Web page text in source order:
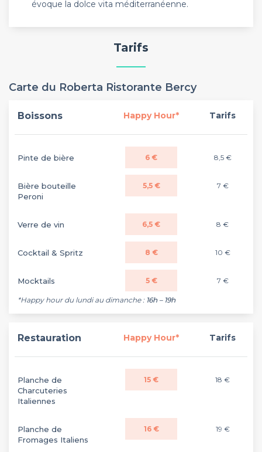
évoque la dolce vita méditerranéenne.
Tarifs
Carte du Roberta Ristorante Bercy
Boissons Happy Hour* Tarifs
Pinte de bière 6 € 8,5 €
Bière bouteille
Peroni
5,5 € 7 €
Verre de vin 6,5 € 8 €
Cocktail & Spritz 8 € 10 €
Mocktails 5 € 7 €
*Happy hour du lundi au dimanche : 16h – 19h
Restauration Happy Hour* Tarifs
Planche de
Charcuteries
Italiennes
15 € 18 €
Planche de
Fromages Italiens
16 € 19 €